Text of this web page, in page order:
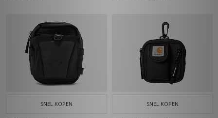
SNEL KOPEN SNEL KOPEN